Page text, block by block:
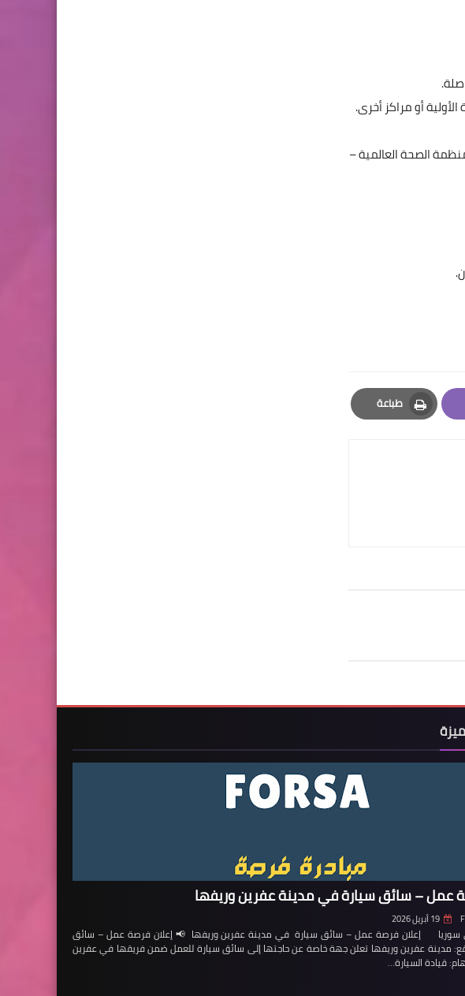
أو مراكز أخرى.
الصحة العالمية –
طباعة
Print
عمل – سائق سيارة في مدينة عفرين وريفها
19 أبريل 2026
إعلان فرصة عمل – سائق سيارة في مدينة عفرين وريفها 📢 إعلان فرصة عمل – سائق
مدينة عفرين وريفها تعلن جهة خاصة عن حاجتها إلى سائق سيارة للعمل ضمن فريقها في عفرين
قيادة السيارة…